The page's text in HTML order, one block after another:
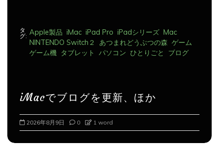
タ
グ: Apple製品 iMac iPad Pro iPadシリーズ Mac
NINTENDO Switch２
あつまれどうぶつの森 ゲーム
ゲーム機 タブレット パソコン ひとりごと ブログ
iMacでブログを更新、ほか
2026年8月9日 0 1 word